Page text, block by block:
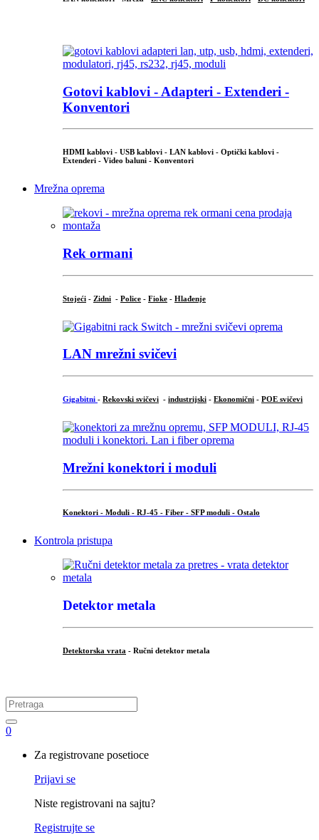
Gotovi kablovi - Adapteri - Extenderi -
Konventori
HDMI kablovi - USB kablovi - LAN kablovi - Optički kablovi -
Extenderi - Video baluni - Konventori
Mrežna oprema
Rek ormani
Stojeći - Zidni - Police - Fioke - Hlađenje
LAN mrežni svičevi
Gigabitni - Rekovski svičevi - industrijski - Ekonomični - POE svičevi
Mrežni konektori i moduli
Konektori - Moduli - RJ-45 - Fiber - SFP moduli - Ostalo
Kontrola pristupa
Detektor metala
Detektorska vrata - Ručni detektor metala
Search
for:
0
Za registrovane posetioce
Prijavi se
Niste registrovani na sajtu?
Registrujte se